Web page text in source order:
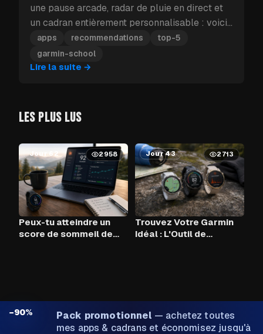
une pause arcade, radar de pluie en direct et
un cadran entièrement personnalisable : voici
les cinq apps Garmin à installer en premier.
apps recommendations
top-5
garmin-school
Lire la suite →
LES PLUS LUS
Jour 62 2958
Peux-tu atteindre un
score de sommeil de
Jour 43 2713
Trouvez Votre Garmin
Idéal : L'Outil de
−90% Pack promotionnel — achetez toutes
mes apps & cadrans et économisez jusqu'à